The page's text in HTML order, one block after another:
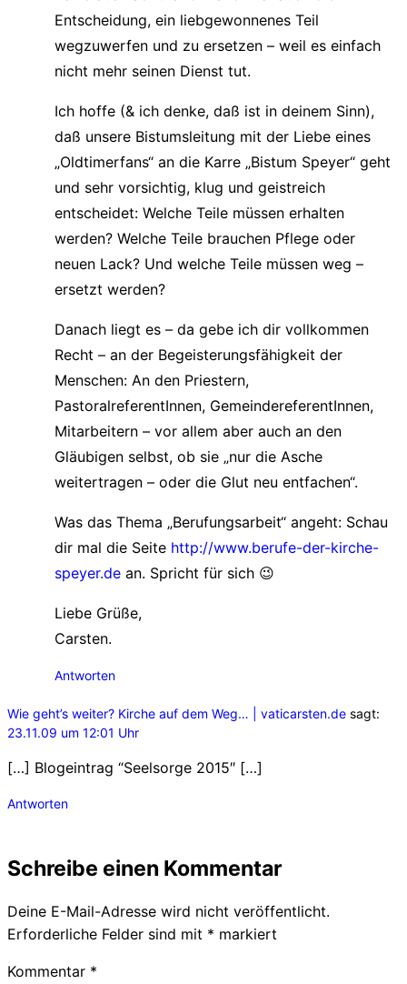
Entscheidung, ein liebgewonnenes Teil
wegzuwerfen und zu ersetzen – weil es einfach
nicht mehr seinen Dienst tut.
Ich hoffe (& ich denke, daß ist in deinem Sinn),
daß unsere Bistumsleitung mit der Liebe eines
„Oldtimerfans“ an die Karre „Bistum Speyer“ geht
und sehr vorsichtig, klug und geistreich
entscheidet: Welche Teile müssen erhalten
werden? Welche Teile brauchen Pflege oder
neuen Lack? Und welche Teile müssen weg –
ersetzt werden?
Danach liegt es – da gebe ich dir vollkommen
Recht – an der Begeisterungsfähigkeit der
Menschen: An den Priestern,
PastoralreferentInnen, GemeindereferentInnen,
Mitarbeitern – vor allem aber auch an den
Gläubigen selbst, ob sie „nur die Asche
weitertragen – oder die Glut neu entfachen“.
Was das Thema „Berufungsarbeit“ angeht: Schau
dir mal die Seite http://www.berufe-der-kirche-
speyer.de an. Spricht für sich 😉
Liebe Grüße,
Carsten.
Antworten
Wie geht’s weiter? Kirche auf dem Weg… | vaticarsten.de sagt:
23.11.09 um 12:01 Uhr
[…] Blogeintrag “Seelsorge 2015″ […]
Antworten
Schreibe einen Kommentar
Deine E-Mail-Adresse wird nicht veröffentlicht.
Erforderliche Felder sind mit * markiert
Kommentar *